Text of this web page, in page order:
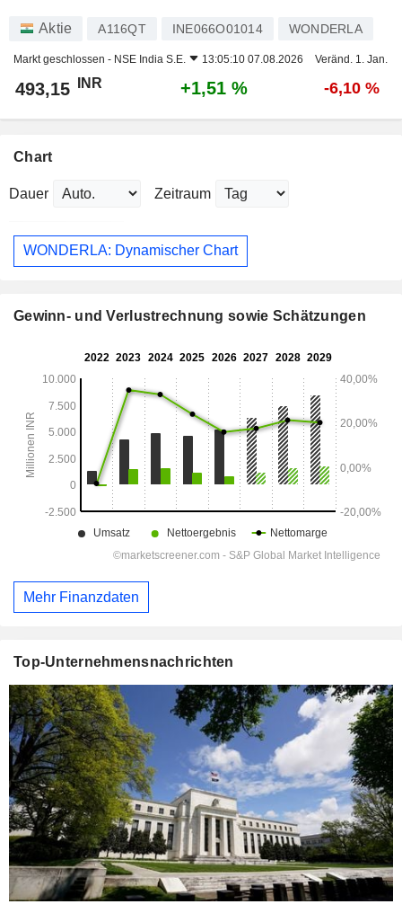
Aktie A116QT INE066O01014 WONDERLA
Markt geschlossen - NSE India S.E. 13:05:10 07.08.2026 Veränd. 1. Jan.
493,15 INR +1,51 % -6,10 %
Chart
Dauer Zeitraum
WONDERLA: Dynamischer Chart
Gewinn- und Verlustrechnung sowie Schätzungen
Mehr Finanzdaten
Top-Unternehmensnachrichten